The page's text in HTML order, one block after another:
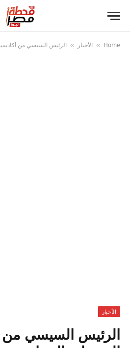
Home
» الأخبار » الرئيس السيسي من أكاديمية
الأخبار
الرئيس السيسي من